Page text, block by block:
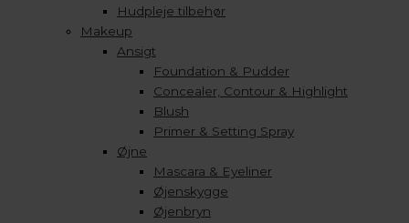
Hudpleje tilbehør
Makeup
Ansigt
Foundation & Pudder
Concealer, Contour & Highlight
Blush
Primer & Setting Spray
Øjne
Mascara & Eyeliner
Øjenskygge
Øjenbryn